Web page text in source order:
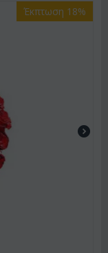
Έκπτωση 18%